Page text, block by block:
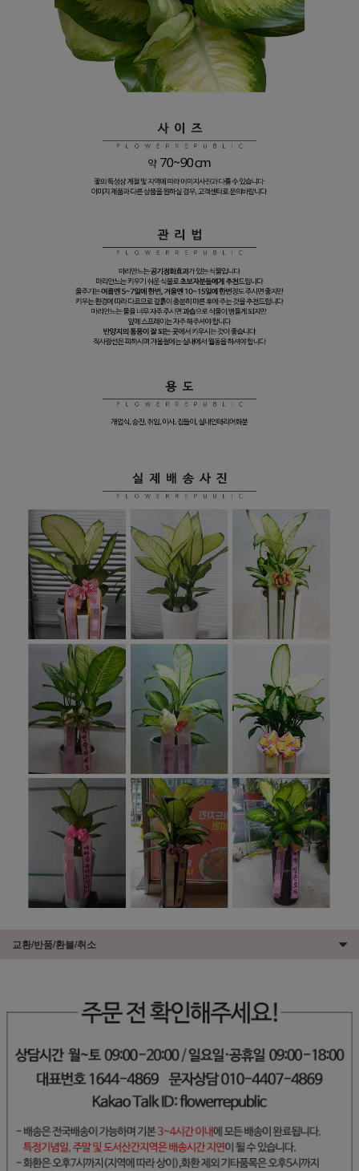
교환/반품/환불/취소